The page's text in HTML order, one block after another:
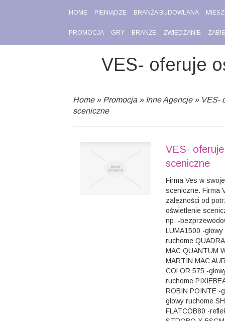
HOME PIENIĄDZE BRANŻA BUDOWLANA
PROMOCJA GRY BRANŻE ZWIEDZANIE
VES- oferuje
Home» Promocja» Inne Agencje» VES-
sceniczne
VES-
sceniczne
Firma Ves w
sceniczne. Firma
zależności od
oświetlenie
np: -
LUMA1500 -
ruchome
MAC QUANTUM
MARTIN MAC
COLOR 575 -
ruchome
ROBIN POINTE -
głowy ruchome
FLATCOB80 -